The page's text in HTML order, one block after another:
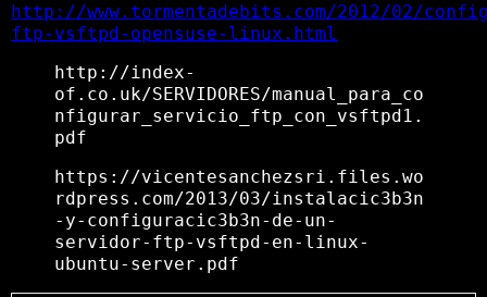
http://www.tormentadebits.com/2012/02/
ftp-vsftpd-opensuse-linux.html
http://index-
of.co.uk/SERVIDORES/manual_para_co
nfigurar_servicio_ftp_con_vsftpd1.
pdf
https://vicentesanchezsri.files.wo
rdpress.com/2013/03/instalacic3b3n
-y-configuracic3b3n-de-un-
servidor-ftp-vsftpd-en-linux-
ubuntu-server.pdf